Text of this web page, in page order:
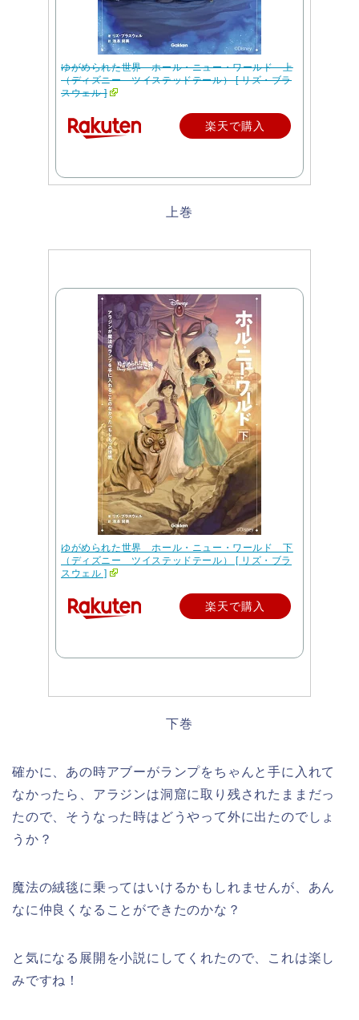
ゆがめられた世界 ホール・ニュー・ワールド 上
（ディズニー ツイステッドテール） [ リズ・ブラ
スウェル ]
楽天で購入
上巻
ゆがめられた世界 ホール・ニュー・ワールド 下
（ディズニー ツイステッドテール） [ リズ・ブラ
スウェル ]
楽天で購入
下巻
確かに、あの時アブーがランプをちゃんと手に入れて
なかったら、アラジンは洞窟に取り残されたままだっ
たので、そうなった時はどうやって外に出たのでしょ
うか？
魔法の絨毯に乗ってはいけるかもしれませんが、あん
なに仲良くなることができたのかな？
と気になる展開を小説にしてくれたので、これは楽し
みですね！